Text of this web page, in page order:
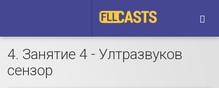
4. Занятие 4 - Ултразвуков
сензор